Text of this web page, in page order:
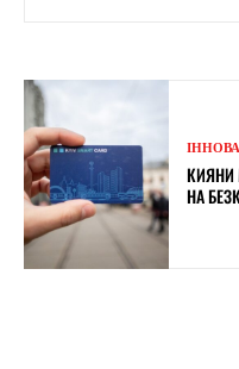
КИЯНИ
НА